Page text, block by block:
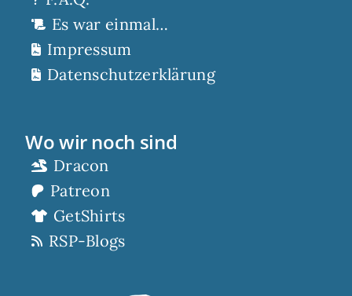
Es war einmal…
Impressum
Datenschutzerklärung
Wo wir noch sind
Dracon
Patreon
GetShirts
RSP-Blogs